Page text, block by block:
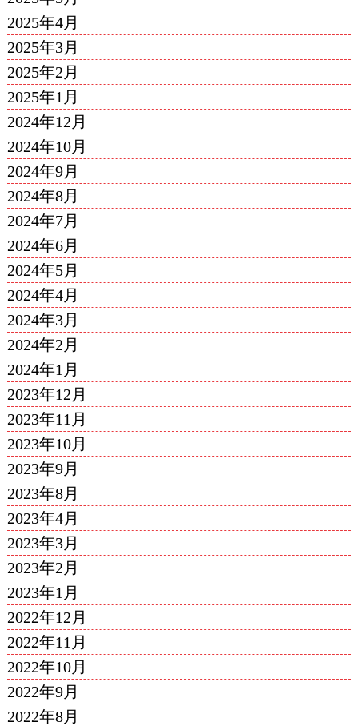
2025年4月
2025年3月
2025年2月
2025年1月
2024年12月
2024年10月
2024年9月
2024年8月
2024年7月
2024年6月
2024年5月
2024年4月
2024年3月
2024年2月
2024年1月
2023年12月
2023年11月
2023年10月
2023年9月
2023年8月
2023年4月
2023年3月
2023年2月
2023年1月
2022年12月
2022年11月
2022年10月
2022年9月
2022年8月